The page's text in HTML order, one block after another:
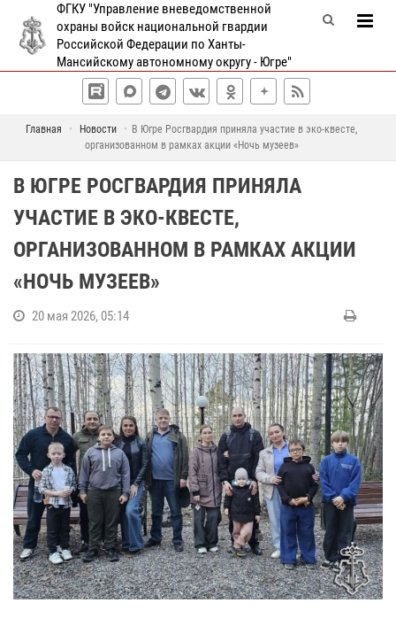
ФГКУ "Управление вневедомственной
охраны войск национальной гвардии
Российской Федерации по Ханты-
Мансийскому автономному округу - Югре"
Главная Новости
В Югре Росгвардия приняла участие в эко-квесте,
организованном в рамках акции «Ночь музеев»
В ЮГРЕ РОСГВАРДИЯ ПРИНЯЛА
УЧАСТИЕ В ЭКО-КВЕСТЕ,
ОРГАНИЗОВАННОМ В РАМКАХ АКЦИИ
«НОЧЬ МУЗЕЕВ»
20 мая 2026, 05:14